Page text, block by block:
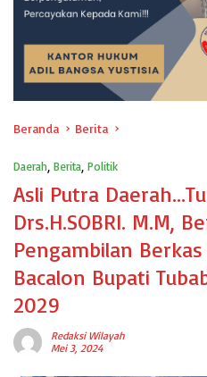
Beranda Berita
Daerah Berita Politik
Asli Putra
Drs.H.SOBRI. M.M,
Pengambilan
Bacalon Bupati
2029
Redaksi Wilayah
Mei 3, 2024